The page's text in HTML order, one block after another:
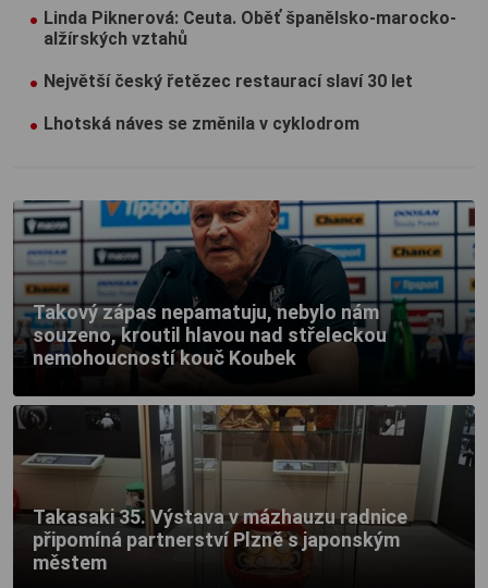
Linda Piknerová: Ceuta. Oběť španělsko-marocko-
alžírských vztahů
Největší český řetězec restaurací slaví 30 let
Lhotská náves se změnila v cyklodrom
Takový zápas nepamatuju, nebylo nám
souzeno, kroutil hlavou nad střeleckou
nemohoucností kouč Koubek
Takasaki 35. Výstava v mázhauzu radnice
připomíná partnerství Plzně s japonským
městem